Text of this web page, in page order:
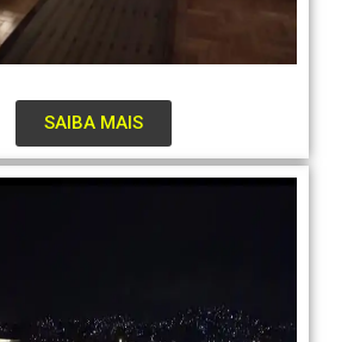
SAIBA MAIS